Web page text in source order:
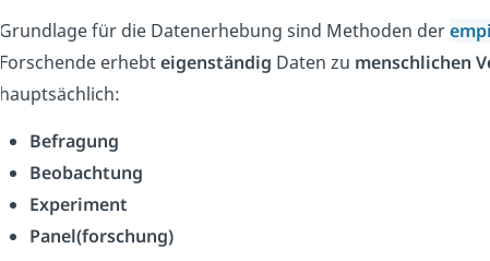
Grundlage für die Datenerhebung sind Methoden der
Forschende erhebteigenständig Daten zu menschlichen
hauptsächlich:
Befragung
Beobachtung
Experiment
Panel(forschung)